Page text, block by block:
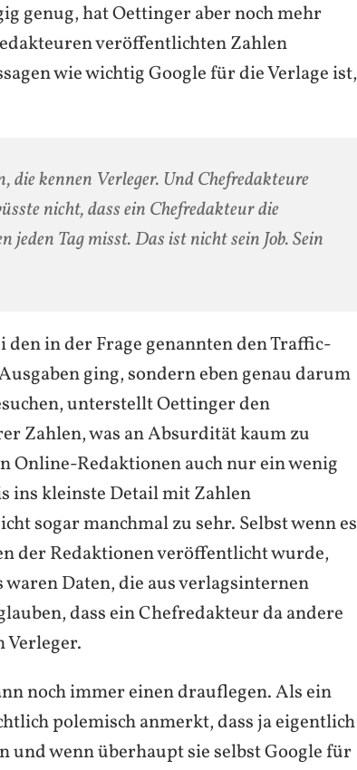
genug, hat Oettinger aber noch mehr
veröffentlichten Zahlen
wie wichtig Google für die Verlage ist,
die kennen Verleger. Und Chefredakteure
nicht, dass ein Chefredakteur die
jeden Tag misst. Das ist nicht sein Job. Sein
den in der Frage genannten den Traffic-
ging, sondern eben genau darum
unterstellt Oettinger den
Zahlen, was an Absurdität kaum zu
Online-Redaktionen auch nur ein wenig
ins kleinste Detail mit Zahlen
sogar manchmal zu sehr. Selbst wenn es
der Redaktionen veröffentlicht wurde,
Daten, die aus verlagsinternen
dass ein Chefredakteur da andere
Verleger.
noch immer einen drauflegen. Als ein
polemisch anmerkt, dass ja eigentlich
und wenn überhaupt sie selbst Google für